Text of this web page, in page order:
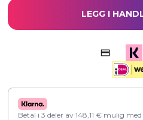
LEGG I
Betal i 3 deler av 148,11 € mulig med